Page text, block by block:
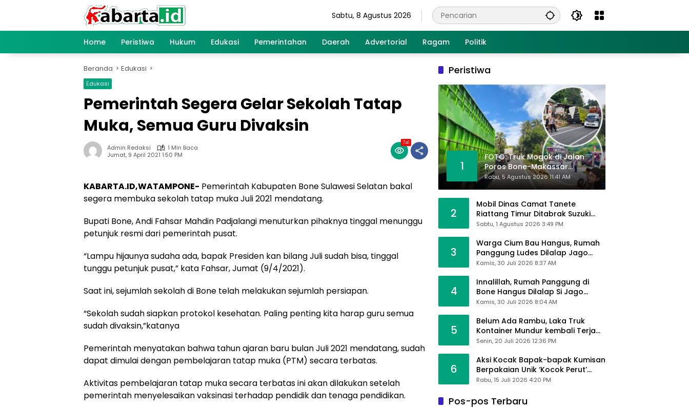
Sabtu, 8 Agustus 2026
Home Peristiwa Hukum Edukasi Pemerintahan Daerah Advertorial Ragam Politik
Beranda Edukasi
Edukasi
Pemerintah Segera Gelar Sekolah Tatap
Muka, Semua Guru Divaksin
Admin Redaksi
1 Min Baca
Jumat, 9 April 2021 1:50 PM
741
KABARTA.ID,WATAMPONE- Pemerintah Kabupaten Bone Sulawesi Selatan bakal
segera membuka sekolah tatap muka Juli 2021 mendatang.
Bupati Bone, Andi Fahsar Mahdin Padjalangi menuturkan pihaknya tinggal menunggu
petunjuk resmi dari pemerintah pusat.
“Lampu hijaunya sudaha ada, bapak Presiden kan bilang Juli sudah bisa, tinggal
tunggu petunjuk pusat,” kata Fahsar, Jumat (9/4/2021).
Saat ini, sejumlah sekolah di Bone telah melakukan sejumlah persiapan.
“Sekolah sudah siapkan protokol kesehatan. Paling penting kita harap guru semua
sudah divaksin,”katanya
Pemerintah menyatakan bahwa tahun ajaran baru bulan Juli 2021 mendatang, sudah
dapat dimulai dengan pembelajaran tatap muka (PTM) secara terbatas.
Aktivitas pembelajaran tatap muka secara terbatas ini akan dilakukan setelah
pemerintah menyelesaikan vaksinasi terhadap pendidik dan tenaga pendidikan.
Peristiwa
1
FOTO: Truk Mogok di Jalan
Poros Bone-Makassar
Sebabkan Macet, Polisi Turun
Tangan
Rabu, 5 Agustus 2026 11:41 AM
2
Mobil Dinas Camat Tanete
Riattang Timur Ditabrak Suzuki
Ertiga, Camat Andi Habibie:
Sabtu, 1 Agustus 2026 3:49 PM
3
Warga Cium Bau Hangus, Rumah
Panggung Ludes Dilalap Jago
Merah
Kamis, 30 Juli 2026 8:37 AM
4
Innalillah, Rumah Panggung di
Bone Hangus Dilalap Si Jago
Merah
Kamis, 30 Juli 2026 8:04 AM
5
Belum Ada Rambu, Laka Truk
Kontainer Mundur kembali Terjadi
di Bypass Sumpallabbu
Senin, 20 Juli 2026 12:36 PM
6
Aksi Kocak Bapak-bapak Kumisan
Berpakaian Unik ‘Kocok Perut’
Pengunjung dan Pegawai
Sentuh Atm
Rabu, 15 Juli 2026 4:20 PM
Pos-pos Terbaru